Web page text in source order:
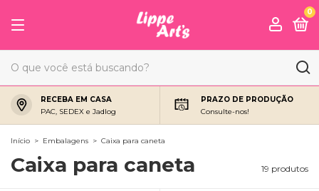
0
RECEBA EM CASA
PAC, SEDEX e Jadlog
PRAZO DE PRODUÇÃO
Consulte-nos!
Início > Embalagens > Caixa para caneta
Caixa para caneta 19 produtos